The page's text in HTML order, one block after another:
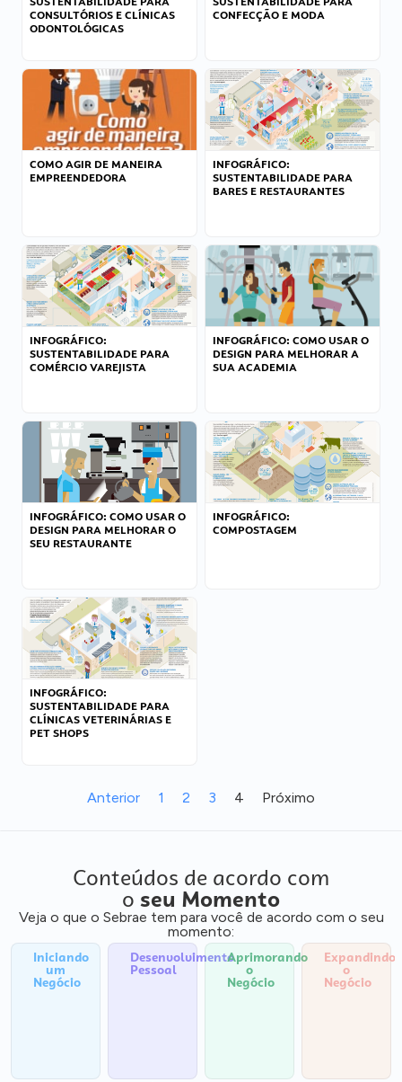
CONSULTÓRIOS E CLÍNICAS
ODONTOLÓGICAS
CONFECÇÃO E MODA
COMO AGIR DE MANEIRA
EMPREENDEDORA
INFOGRÁFICO:
SUSTENTABILIDADE PARA
BARES E RESTAURANTES
INFOGRÁFICO:
SUSTENTABILIDADE PARA
COMÉRCIO VAREJISTA
INFOGRÁFICO: COMO USAR O
DESIGN PARA MELHORAR A
SUA ACADEMIA
INFOGRÁFICO: COMO USAR O
DESIGN PARA MELHORAR O
SEU RESTAURANTE
INFOGRÁFICO:
COMPOSTAGEM
INFOGRÁFICO:
SUSTENTABILIDADE PARA
CLÍNICAS VETERINÁRIAS E
PET SHOPS
Anterior 1 2 3 4 Próximo
Conteúdos de acordo com
o seu Momento
Veja o que o Sebrae tem para você de acordo com o seu
momento:
Iniciando
um
Negócio
Desenvolvimento
Pessoal
Aprimorando
o
Negócio
Expandindo
o
Negócio